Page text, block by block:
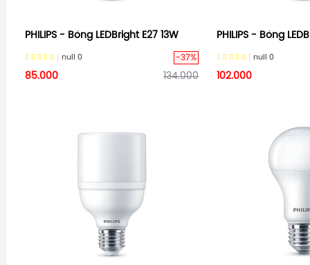
PHILIPS - Bóng LEDBright E27 13W
null 0 -37%
85.000 134.000
PHILIPS - Bóng
null 0
102.000